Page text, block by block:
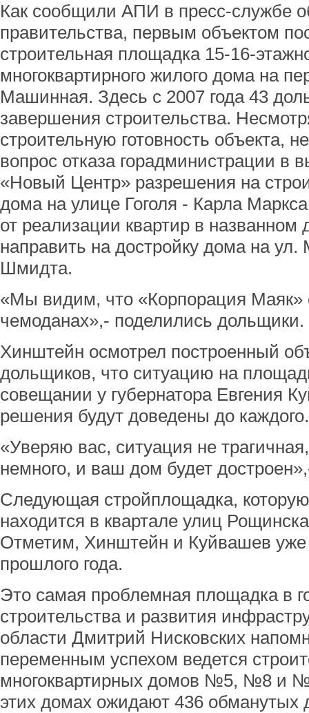
Как сообщили АПИ в пресс-службе
правительства, первым объектом
строительная площадка 15-16-
многоквартирного жилого дома на
Машинная. Здесь с 2007 года 43
завершения строительства.
строительную готовность объекта,
вопрос отказа горадминистрации в
«Новый Центр» разрешения на
дома на улице Гоголя - Карла
от реализации квартир в названном
направить на достройку дома на
Шмидта.
«Мы видим, что «Корпорация Маяк»
чемоданах»,- поделились дольщики.
Хинштейн осмотрел построенный
дольщиков, что ситуацию на
совещании у губернатора Евгения
решения будут доведены до каждого.
«Уверяю вас, ситуация не
немного, и ваш дом будет
Следующая стройплощадка,
находится в квартале улиц
Отметим, Хинштейн и Куйвашев
прошлого года.
Это самая проблемная площадка в
строительства и развития
области Дмитрий Нисковских
переменным успехом ведется
многоквартирных домов №5, №8 и
этих домах ожидают 436 обманутых